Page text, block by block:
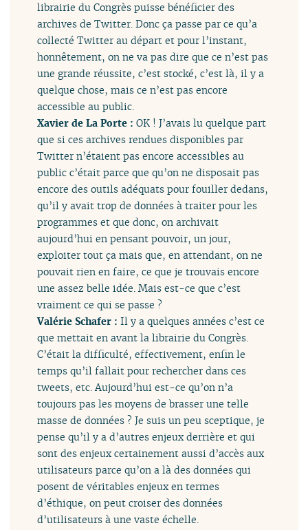
librairie du Congrès puisse bénéficier des
archives de Twitter. Donc ça passe par ce qu’a
collecté Twitter au départ et pour l’instant,
honnêtement, on ne va pas dire que ce n’est pas
une grande réussite, c’est stocké, c’est là, il y a
quelque chose, mais ce n’est pas encore
accessible au public.
Xavier de La Porte :OK ! J’avais lu quelque part
que si ces archives rendues disponibles par
Twitter n’étaient pas encore accessibles au
public c’était parce que qu’on ne disposait pas
encore des outils adéquats pour fouiller dedans,
qu’il y avait trop de données à traiter pour les
programmes et que donc, on archivait
aujourd’hui en pensant pouvoir, un jour,
exploiter tout ça mais que, en attendant, on ne
pouvait rien en faire, ce que je trouvais encore
une assez belle idée. Mais est-ce que c’est
vraiment ce qui se passe ?
Valérie Schafer :Il y a quelques années c’est ce
que mettait en avant la librairie du Congrès.
C’était la difficulté, effectivement, enfin le
temps qu’il fallait pour rechercher dans ces
tweets, etc. Aujourd’hui est-ce qu’on n’a
toujours pas les moyens de brasser une telle
masse de données ? Je suis un peu sceptique, je
pense qu’il y a d’autres enjeux derrière et qui
sont des enjeux certainement aussi d’accès aux
utilisateurs parce qu’on a là des données qui
posent de véritables enjeux en termes
d’éthique, on peut croiser des données
d’utilisateurs à une vaste échelle.